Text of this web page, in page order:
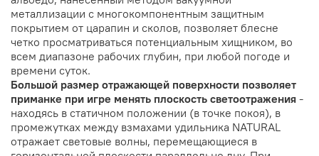
металлизации с многокомпонентным защитным
покрытием от царапин и сколов, позволяет блесне
четко просматриваться потенциальным хищником, во
всем диапазоне рабочих глубин, при любой погоде и
времени суток.
Большой размер отражающей поверхности позволяет
приманке при игре менять плоскость светоотражения -
находясь в статичном положении (в точке покоя), в
промежутках между взмахами удильника NATURAL
отражает световые волны, перемещающиеся в